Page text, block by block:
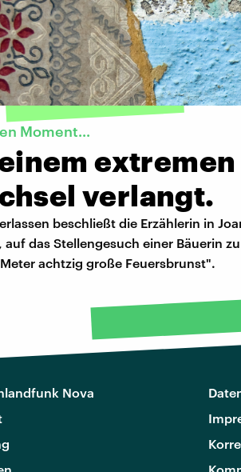
Moment...
extremen
verlangt.
beschließt die Erzählerin in
das Stellengesuch einer Bäuerin
achtzig große Feuersbrunst".
Nova